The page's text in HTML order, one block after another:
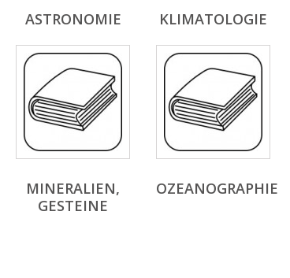
ASTRONOMIE KLIMATOLOGIE
MINERALIEN,
GESTEINE
OZEANOGRAPHIE